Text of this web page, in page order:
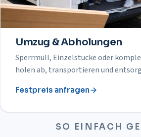
Umzug & Abholungen
Sperrmüll, Einzelstücke oder
holen ab, transportieren und
Festpreis anfragen
SO EINFACH